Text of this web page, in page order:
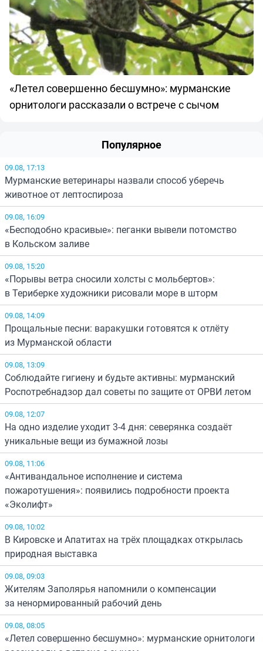
«Летел совершенно бесшумно»: мурманские
орнитологи рассказали о встрече с сычом
Популярное
09.08, 17:13
Мурманские ветеринары назвали способ уберечь
животное от лептоспироза
09.08, 16:09
«Бесподобно красивые»: пеганки вывели потомство
в Кольском заливе
09.08, 15:20
«Порывы ветра сносили холсты с мольбертов»:
в Териберке художники рисовали море в шторм
09.08, 14:09
Прощальные песни: варакушки готовятся к отлёту
из Мурманской области
09.08, 13:09
Соблюдайте гигиену и будьте активны: мурманский
Роспотребнадзор дал советы по защите от ОРВИ летом
09.08, 12:07
На одно изделие уходит 3-4 дня: северянка создаёт
уникальные вещи из бумажной лозы
09.08, 11:06
«Антивандальное исполнение и система
пожаротушения»: появились подробности проекта
«Эколифт»
09.08, 10:02
В Кировске и Апатитах на трёх площадках открылась
природная выставка
09.08, 09:03
Жителям Заполярья напомнили о компенсации
за ненормированный рабочий день
09.08, 08:05
«Летел совершенно бесшумно»: мурманские орнитологи